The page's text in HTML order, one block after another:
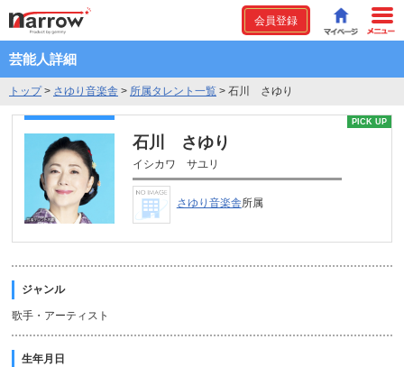
会員登録
芸能人詳細
トップ> さゆり音楽舎 > 所属タレント一覧 > 石川 さゆり
PICK UP
石川 さゆり
イシカワ サユリ
さゆり音楽舎所属
ジャンル
歌手・アーティスト
生年月日